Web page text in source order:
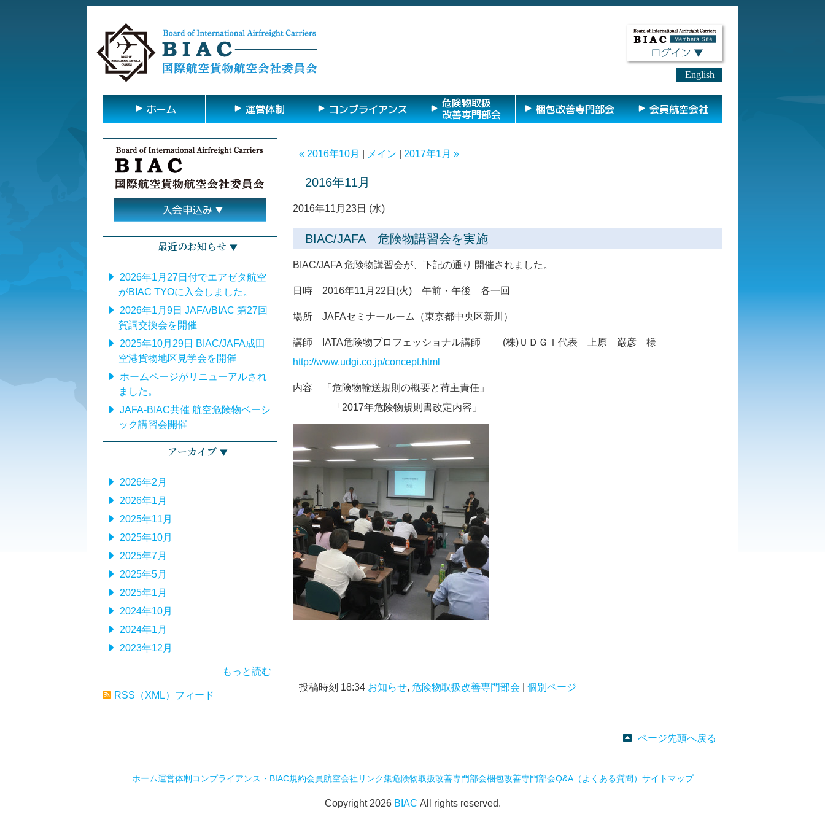
English
ホーム 運営体制 コンプライアンス 危険物取扱
改善専門部会 梱包改善専門部会 会員航空会社
最近のお知らせ
2026年1月27日付でエアゼタ航空
がBIAC TYOに入会しました。
2026年1月9日 JAFA/BIAC 第27回
賀詞交換会を開催
2025年10月29日 BIAC/JAFA成田
空港貨物地区見学会を開催
ホームページがリニューアルされ
ました。
JAFA-BIAC共催 航空危険物ベーシ
ック講習会開催
アーカイブ
2026年2月
2026年1月
2025年11月
2025年10月
2025年7月
2025年5月
2025年1月
2024年10月
2024年1月
2023年12月
もっと読む
RSS（XML）フィード
« 2016年10月 メイン 2017年1月 »
2016年11月
2016年11月23日 (水)
BIAC/JAFA 危険物講習会を実施
BIAC/JAFA 危険物講習会が、下記の通り 開催されました。
日時 2016年11月22日(火) 午前・午後 各一回
場所 JAFAセミナールーム（東京都中央区新川）
講師 IATA危険物プロフェッショナル講師 (株)ＵＤＧＩ代表 上原 巌彦 様
http://www.udgi.co.jp/concept.html
内容 「危険物輸送規則の概要と荷主責任」
「2017年危険物規則書改定内容」
投稿時刻 18:34 お知らせ, 危険物取扱改善専門部会 個別ページ
ページ先頭へ戻る
ホーム運営体制 コンプライアンス・BIAC規約会員航空会社 リンク集危険物取扱改善専門部会梱包改善専門部会Q&A（よくある質問） サイトマップ
Copyright 2026 BIAC All rights reserved.